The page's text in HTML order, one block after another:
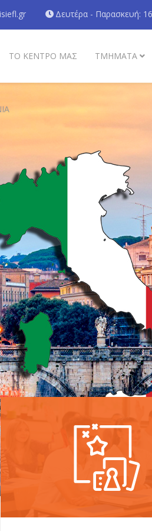
Δευτέρα - Παρασκευή:
ΤΟ ΚΕΝΤΡΟ ΜΑΣ ΤΜΗΜΑΤΑ